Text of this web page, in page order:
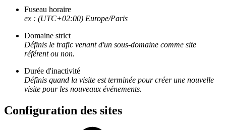
Fuseau horaire
ex : (UTC+02:00) Europe/Paris
Domaine strict
Définis le trafic venant d'un sous-domaine comme site
référent ou non.
Durée d'inactivité
Définis quand la visite est terminée pour créer une nouvelle
visite pour les nouveaux événements.
Configuration des sites